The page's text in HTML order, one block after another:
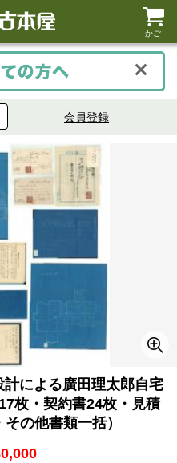
かご
会員登録
による廣田理太郎自宅
枚・契約書24枚・見積
の他書類一括）